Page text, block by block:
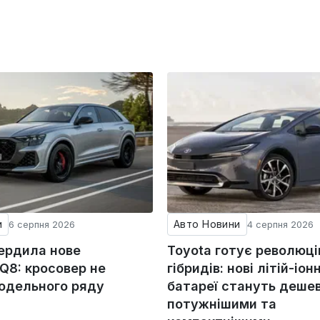
6 серпня 2026
нове
кросовер не
ряду
Авто Новини 4 серпня 2026
Toyota готує
гібридів: нові літій-
батареї стануть
потужнішими та